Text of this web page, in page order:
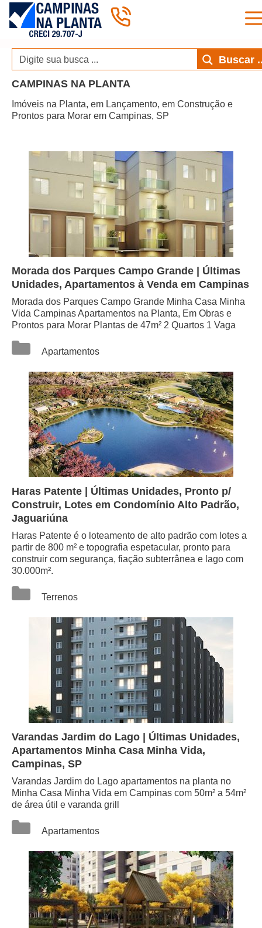
conteúdo
Buscar
CAMPINAS NA PLANTA
Imóveis na Planta, em Lançamento, em Construção e
Prontos para Morar em Campinas, SP
Morada dos Parques Campo Grande | Últimas
Unidades, Apartamentos à Venda em Campinas
Morada dos Parques Campo Grande Minha Casa Minha
Vida Campinas Apartamentos na Planta, Em Obras e
Prontos para Morar Plantas de 47m² 2 Quartos 1 Vaga
Apartamentos
Haras Patente | Últimas Unidades, Pronto p/
Construir, Lotes em Condomínio Alto Padrão,
Jaguariúna
Haras Patente é o loteamento de alto padrão com lotes a
partir de 800 m² e topografia espetacular, pronto para
construir com segurança, fiação subterrânea e lago com
30.000m².
Terrenos
Varandas Jardim do Lago | Últimas Unidades,
Apartamentos Minha Casa Minha Vida,
Campinas, SP
Varandas Jardim do Lago apartamentos na planta no
Minha Casa Minha Vida em Campinas com 50m² a 54m²
de área útil e varanda grill
Apartamentos